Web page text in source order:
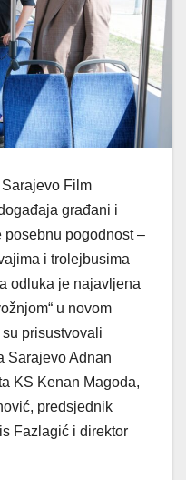
Film
građani i
pogodnost –
i trolejbusima
odluka je najavljena
u novom
prisustvovali
Sarajevo Adnan
KS Kenan Magoda,
predsjednik
Fazlagić i direktor